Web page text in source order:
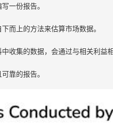
一份报告。
而上的方法来估算市场数据。
收集的数据，会通过与相关利益
靠的报告。